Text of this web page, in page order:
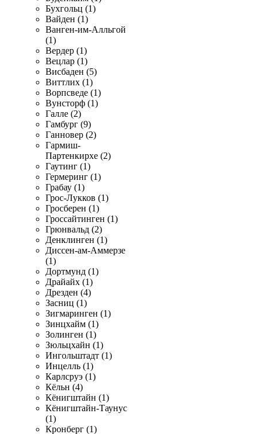
Бухгольц (1)
Вайден (1)
Ванген-им-Алльгой
(1)
Вердер (1)
Вецлар (1)
Висбаден (5)
Виттлих (1)
Ворпсведе (1)
Вунсторф (1)
Галле (2)
Гамбург (9)
Ганновер (2)
Гармиш-
Партенкирхе (2)
Гаутинг (1)
Гермеринг (1)
Грабау (1)
Грос-Лукков (1)
Гросберен (1)
Гроссайтинген (1)
Грюнвальд (2)
Денклинген (1)
Диссен-ам-Аммерзе
(1)
Дортмунд (1)
Драйайх (1)
Дрезден (4)
Засниц (1)
Зигмаринген (1)
Зинцхайм (1)
Золинген (1)
Зюльцхайн (1)
Ингольштадт (1)
Инцелль (1)
Карлсруэ (1)
Кёльн (4)
Кёнигштайн (1)
Кёнигштайн-Таунус
(1)
Кронберг (1)